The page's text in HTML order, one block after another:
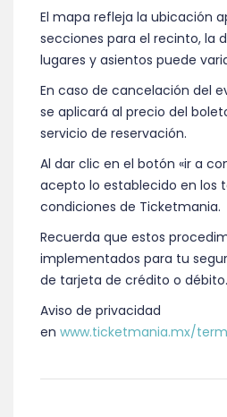
El mapa refleja la ubicación
secciones para el recinto, la
lugares y asientos puede
En caso de cancelación del
se aplicará al precio del
servicio de reservación.
Al dar clic en el botón «ir a
acepto lo establecido en los
condiciones de Ticketmania.
Recuerda que estos
implementados para tu
de tarjeta de crédito o débito.
Aviso de privacidad
en www.ticketmania.mx/